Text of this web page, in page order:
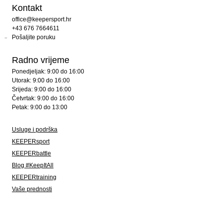
Kontakt
office@keepersport.hr
+43 676 7664611
Pošaljite poruku
Radno vrijeme
Ponedjeljak: 9:00 do 16:00
Utorak: 9:00 do 16:00
Srijeda: 9:00 do 16:00
Četvrtak: 9:00 do 16:00
Petak: 9:00 do 13:00
Usluge i podrška
KEEPERsport
KEEPERbattle
Blog #KeepItAll
KEEPERtraining
Vaše prednosti